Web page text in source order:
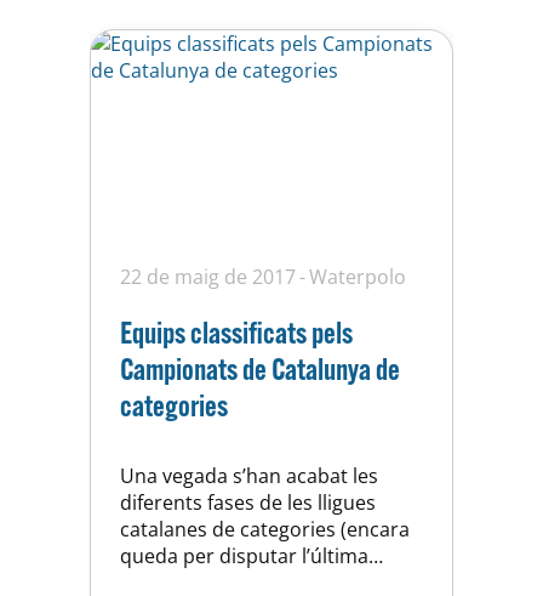
22 de maig de 2017 Waterpolo
Equips classificats pels
Campionats de Catalunya de
categories
Una vegada s’han acabat les
diferents fases de les lligues
catalanes de categories (encara
queda per disputar l’última